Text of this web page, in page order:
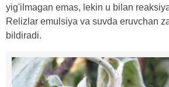
yig'ilmagan emas, lekin u bilan
Relizlar emulsiya va suvda eruvchan
bildiradi.